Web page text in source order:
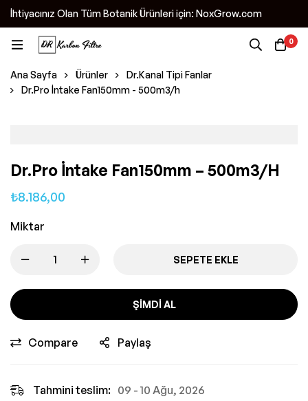
İhtiyacınız Olan Tüm Botanik Ürünleri için: NoxGrow.com
0
Ana Sayfa Ürünler
Dr.Kanal Tipi Fanlar
Dr.Pro İntake Fan150mm - 500m3/h
Dr.Pro İntake Fan150mm – 500m3/h
₺8.186,00
Miktar
SEPETE EKLE
ŞIMDI AL
Compare Paylaş
Tahmini teslim: 09 - 10 Ağu, 2026